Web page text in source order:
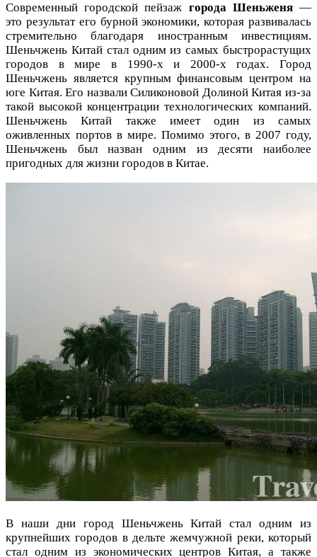
Современный городской пейзаж города Шеньженя—
это результат его бурной экономики, которая развивалась
стремительно благодаря иностранным инвестициям.
Шеньчжень Китай стал одним из самых быстрорастущих
городов в мире в 1990-х и 2000-х годах. Город
Шеньчжень является крупным финансовым центром на
юге Китая. Его назвали Силиконовой Долиной Китая из-за
такой высокой концентрации технологических компаний.
Шеньчжень Китай также имеет один из самых
оживленных портов в мире. Помимо этого, в 2007 году,
Шеньчжень был назван одним из десяти наиболее
пригодных для жизни городов в Китае.
В наши дни город Шеньчжень Китай стал одним из
крупнейших городов в дельте жемчужной реки, который
стал одним из экономических центров Китая, а также